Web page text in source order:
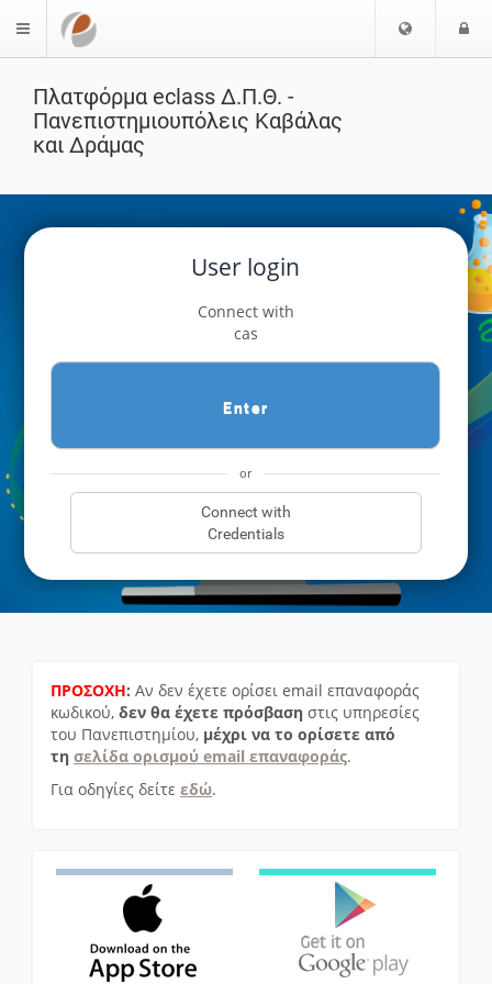
$langMenu
Choose
Πλατφόρμα eclass Δ.Π.Θ. -
Πανεπιστημιουπόλεις Καβάλας
και Δράμας
User login
Connect with
cas
Enter
or
Connect with
Credentials
ΠΡΟΣΟΧΗ: Αν δεν έχετε ορίσει email επαναφοράς
κωδικού, δεν θα έχετε πρόσβαση στις υπηρεσίες
του Πανεπιστημίου, μέχρι να το ορίσετε από
τη σελίδα ορισμού email επαναφοράς.
Για οδηγίες δείτε εδώ.